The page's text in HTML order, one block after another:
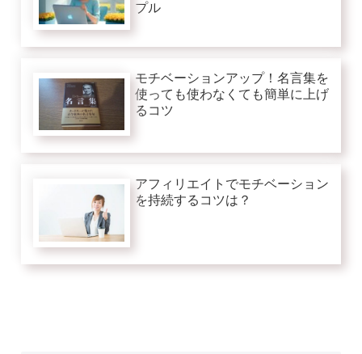
プル
モチベーションアップ！名言集を
使っても使わなくても簡単に上げ
るコツ
アフィリエイトでモチベーション
を持続するコツは？